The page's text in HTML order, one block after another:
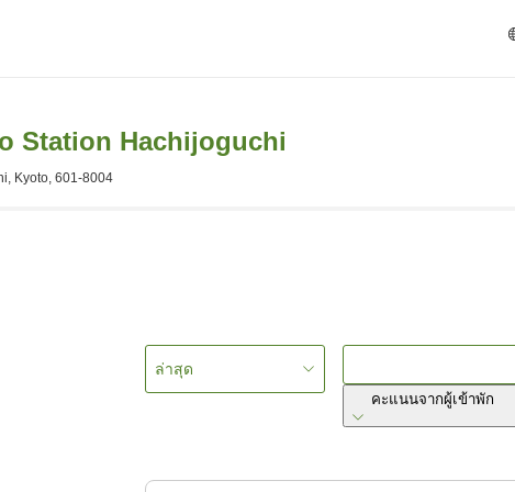
Station Hachijoguchi
Kyoto, 601-8004
ล่าสุด
คะแนนจากผู้เข้าพัก